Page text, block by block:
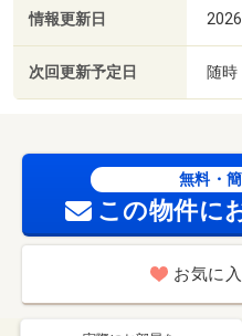
情報更新日
次回更新予定日 随時
無料・
この物件に
お気に